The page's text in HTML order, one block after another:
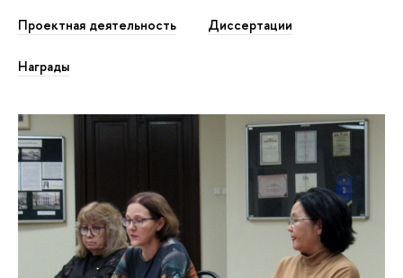
Проектная деятельность Диссертации
Награды